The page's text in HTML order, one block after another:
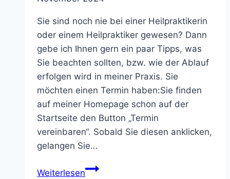
Sie sind noch nie bei einer Heilpraktikerin
oder einem Heilpraktiker gewesen? Dann
gebe ich Ihnen gern ein paar Tipps, was
Sie beachten sollten, bzw. wie der Ablauf
erfolgen wird in meiner Praxis. Sie
möchten einen Termin haben:Sie finden
auf meiner Homepage schon auf der
Startseite den Button „Termin
vereinbaren“. Sobald Sie diesen anklicken,
gelangen Sie…
WeiterlesenDer